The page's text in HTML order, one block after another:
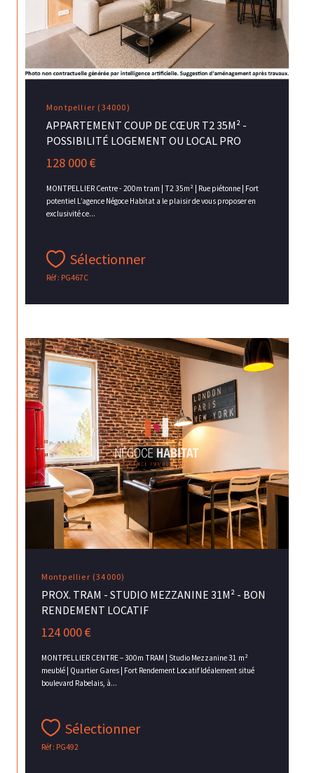
Montpellier (34000)
APPARTEMENT COUP DE CŒUR T2 35M² -
POSSIBILITÉ LOGEMENT OU LOCAL PRO
128 000 €
MONTPELLIER Centre - 200m tram | T2 35m² | Rue piétonne | Fort
potentiel L’agence Négoce Habitat a le plaisir de vous proposer en
exclusivité ce...
Sélectionner
Réf : PG467C
Montpellier (34000)
PROX. TRAM - STUDIO MEZZANINE 31M² - BON
RENDEMENT LOCATIF
124 000 €
MONTPELLIER CENTRE – 300m TRAM | Studio Mezzanine 31 m²
meublé | Quartier Gares | Fort Rendement Locatif Idéalement situé
boulevard Rabelais, à...
Sélectionner
Réf : PG492